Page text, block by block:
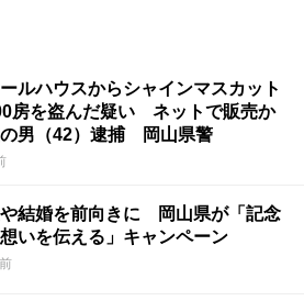
ルハウスからシャインマスカット
房を盗んだ疑い ネットで販売か
男（42）逮捕 岡山県警
結婚を前向きに 岡山県が「記念
想いを伝える」キャンペーン